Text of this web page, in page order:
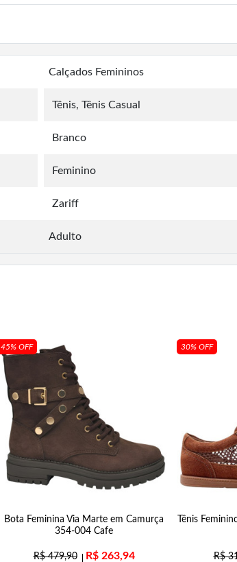
Calçados Femininos
Tênis, Tênis Casual
Branco
Feminino
Zariff
Adulto
45% OFF
Bota Feminina Via Marte em Camurça
354-004 Cafe
R$479,90 R$263,94
30% OFF
Tênis
R$